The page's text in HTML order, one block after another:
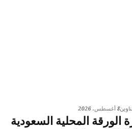
8 أغسطس، 2026
الورقة المحلية السعودية